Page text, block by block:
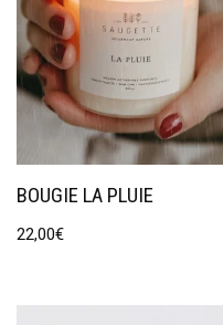
BOUGIE LA PLUIE
22,00€